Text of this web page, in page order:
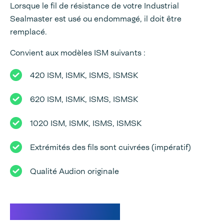
Lorsque le fil de résistance de votre Industrial
Sealmaster est usé ou endommagé, il doit être
remplacé.
Convient aux modèles ISM suivants :
420 ISM, ISMK, ISMS, ISMSK
620 ISM, ISMK, ISMS, ISMSK
1020 ISM, ISMK, ISMS, ISMSK
Extrémités des fils sont cuivrées (impératif)
Qualité Audion originale